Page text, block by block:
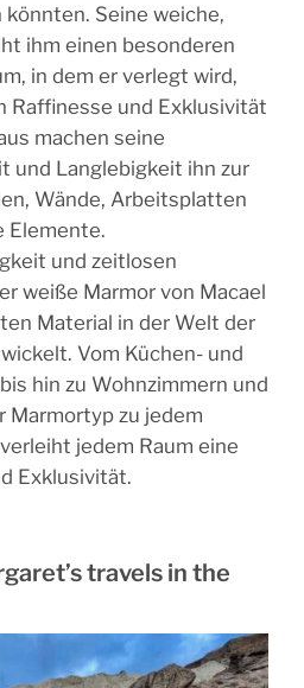
Seine weiche,
ihm einen besonderen
in dem er verlegt wird,
Raffinesse und Exklusivität
machen seine
und Langlebigkeit ihn zur
Wände, Arbeitsplatten
Elemente.
und zeitlosen
weiße Marmor von Macael
Material in der Welt der
Vom Küchen- und
hin zu Wohnzimmern und
Marmortyp zu jedem
jedem Raum eine
Exklusivität.
travels in the